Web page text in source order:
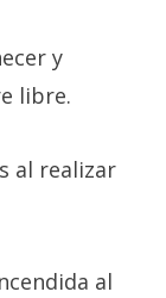
y
libre.
al realizar
al